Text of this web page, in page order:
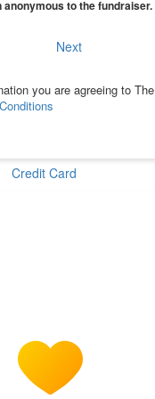
anonymous to the fundraiser.
Next
you are agreeing to The
Credit Card